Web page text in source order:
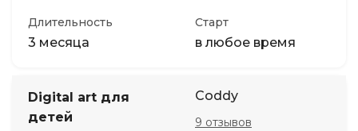
Длительность
3 месяца
Старт
в любое время
Digital art для
детей
Coddy
9 отзывов